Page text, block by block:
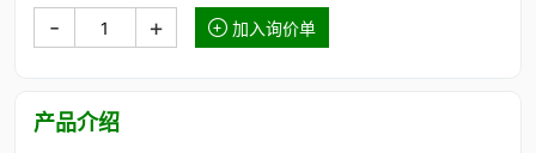
- + 加入询价单
产品介绍